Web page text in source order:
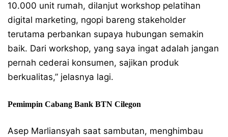
10.000 unit rumah, dilanjut workshop pelatihan
digital marketing, ngopi bareng stakeholder
terutama perbankan supaya hubungan semakin
baik. Dari workshop, yang saya ingat adalah jangan
pernah cederai konsumen, sajikan produk
berkualitas,” jelasnya lagi.
Pemimpin Cabang Bank BTN Cilegon
Asep Marliansyah saat sambutan, menghimbau